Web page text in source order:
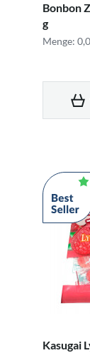
Bonbon
g
Menge:
Kasugai